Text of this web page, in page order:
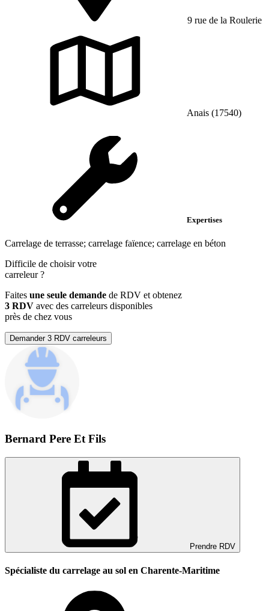
9 rue de la Roulerie
Anais (17540)
Expertises
Carrelage de terrasse; carrelage faïence; carrelage en béton
Difficile de choisir votre
carreleur?
Faites une seule demande de RDV et obtenez
3 RDV avec des carreleurs disponibles
près de chez vous
Demander 3 RDV carreleurs
Bernard Pere Et Fils
Prendre RDV
Spécialiste du carrelage au sol en Charente-Maritime